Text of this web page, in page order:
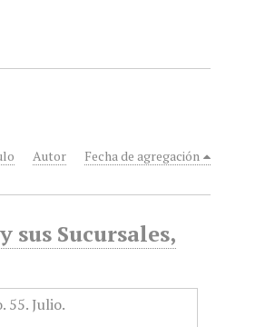
Autor Fecha de agregación
Sucursales,